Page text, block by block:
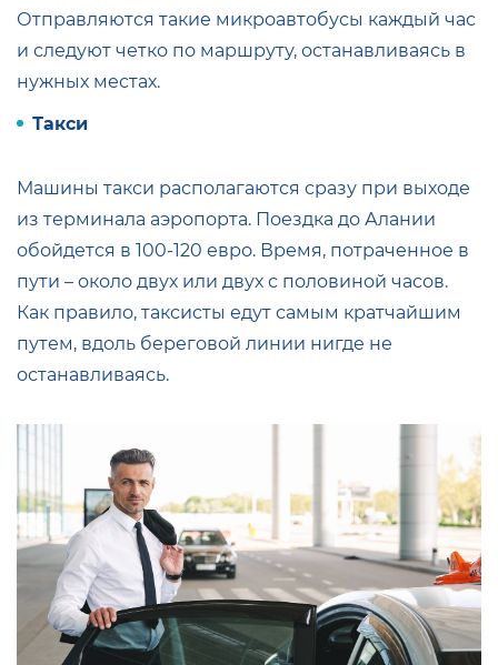
Отправляются такие микроавтобусы каждый час
и следуют четко по маршруту, останавливаясь в
нужных местах.
Такси
Машины такси располагаются сразу при выходе
из терминала аэропорта. Поездка до Алании
обойдется в 100-120 евро. Время, потраченное в
пути – около двух или двух с половиной часов.
Как правило, таксисты едут самым кратчайшим
путем, вдоль береговой линии нигде не
останавливаясь.